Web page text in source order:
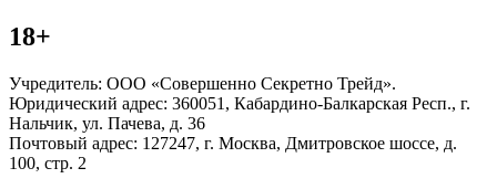
18+
Учредитель: ООО «Совершенно Секретно Трейд».
Юридический адрес: 360051, Кабардино-Балкарская Респ., г.
Нальчик, ул. Пачева, д. 36
Почтовый адрес: 127247, г. Москва, Дмитровское шоссе, д.
100, стр. 2